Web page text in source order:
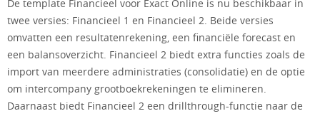
De template Financieel voor Exact Online is nu beschikbaar in
twee versies: Financieel 1 en Financieel 2. Beide versies
omvatten een resultatenrekening, een financiële forecast en
een balansoverzicht. Financieel 2 biedt extra functies zoals de
import van meerdere administraties (consolidatie) en de optie
om intercompany grootboekrekeningen te elimineren.
Daarnaast biedt Financieel 2 een drillthrough-functie naar de